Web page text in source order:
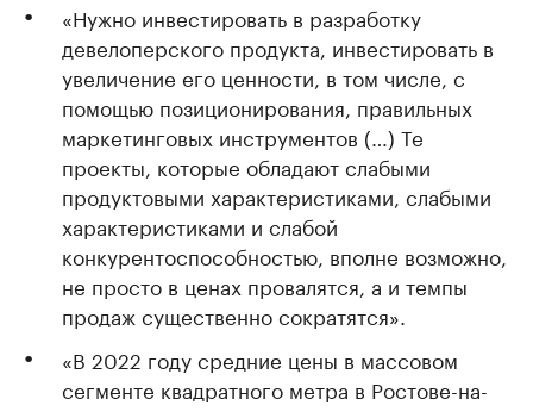
«Нужно инвестировать в разработку
девелоперского продукта, инвестировать в
увеличение его ценности, в том числе, с
помощью позиционирования, правильных
маркетинговых инструментов (…) Те
проекты, которые обладают слабыми
продуктовыми характеристиками, слабыми
характеристиками и слабой
конкурентоспособностью, вполне возможно,
не просто в ценах провалятся, а и темпы
продаж существенно сократятся».
«В 2022 году средние цены в массовом
сегменте квадратного метра в Ростове-на-